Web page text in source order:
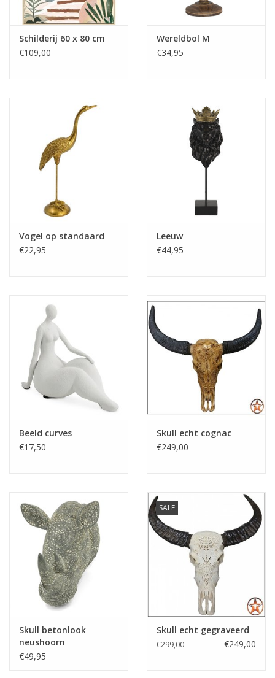
Schilderij 60 x 80 cm
€109,00
Wereldbol M
€34,95
Vogel op standaard
€22,95
Leeuw
€44,95
Beeld curves
€17,50
Skull echt cognac
€249,00
Skull betonlook
neushoorn
€49,95
SALE
Skull echt gegraveerd
€299,00 €249,00